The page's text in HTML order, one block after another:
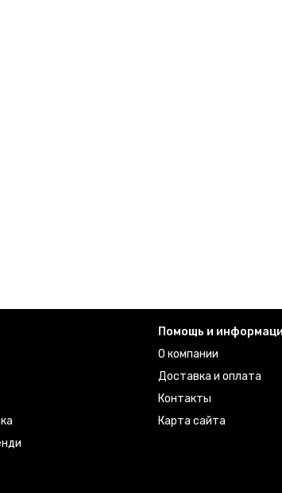
Помощь и
О компании
Доставка и оплата
Контакты
Карта сайта